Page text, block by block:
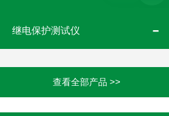
继电保护测试仪
查看全部产品 >>